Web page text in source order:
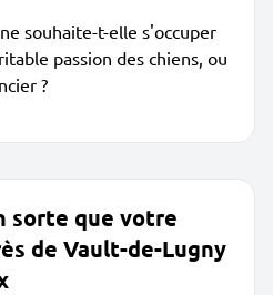
souhaite-t-elle s'occuper
passion des chiens, ou
?
sorte que votre
de Vault-de-Lugny